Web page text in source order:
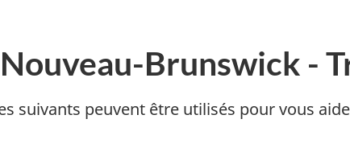
Brunswick -
suivants peuvent être utilisés pour vous